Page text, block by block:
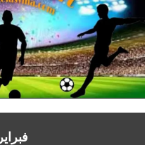
فبراير 2020